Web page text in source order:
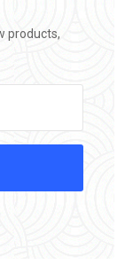
products,